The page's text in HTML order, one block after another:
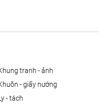
khung tranh - ảnh
khuôn - giấy nướng
ly - tách